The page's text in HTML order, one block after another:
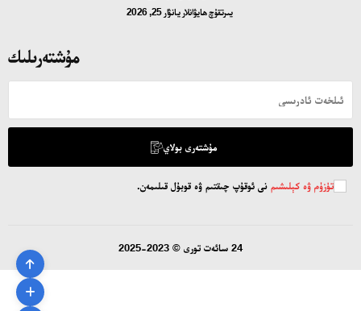
يىرتقۇچ ھايۋانلار يانۋار 25, 2026
مۇشتەرىلىك
مۇشتەرى بولاي
تۈزۈم ۋە كېلىشىم نى ئوقۇپ چىقتىم ۋە قوبۇل قىلىمەن.
24 سائەت تورى © 2023-2025